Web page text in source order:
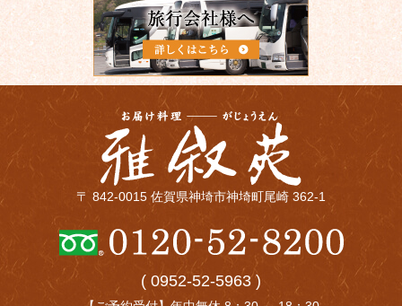
〒 842-0015 佐賀県神埼市神埼町尾崎 362-1
( 0952-52-5963 )